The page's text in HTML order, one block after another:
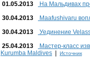
01.05.2013
На Мальдивах
30.04.2013
Maafushivaru
30.04.2013
Уединение
25.04.2013
Мастер-класс
Kurumba Maldives
Источник